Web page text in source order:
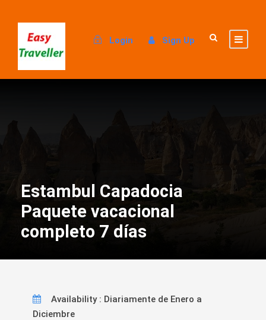
Login Sign Up
Estambul Capadocia
Paquete vacacional
completo 7 días
Availability : Diariamente de Enero a
Diciembre